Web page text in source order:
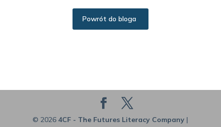
Powrót do bloga
© 2026 4CF - The Futures Literacy Company|